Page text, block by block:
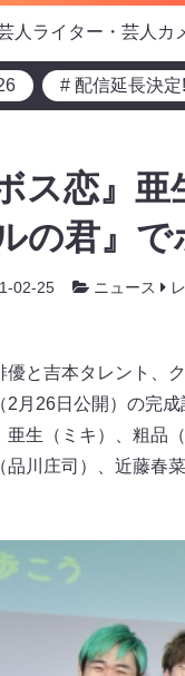
人ライター・芸人カ
# 配信延長決定!
ボス恋』
の君』
02-25 ニュース
優と吉本タレント、
2月26日公開）の完
亜生（ミキ）、粗品
品川庄司）、近藤春